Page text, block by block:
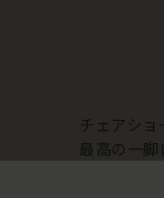
チェアシ
最高の一